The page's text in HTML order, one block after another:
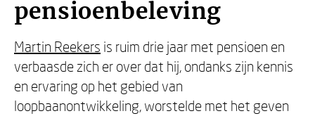
pensioenbeleving
Martin Reekers is ruim drie jaar met pensioen en
verbaasde zich er over dat hij, ondanks zijn kennis
en ervaring op het gebied van
loopbaanontwikkeling, worstelde met het geven